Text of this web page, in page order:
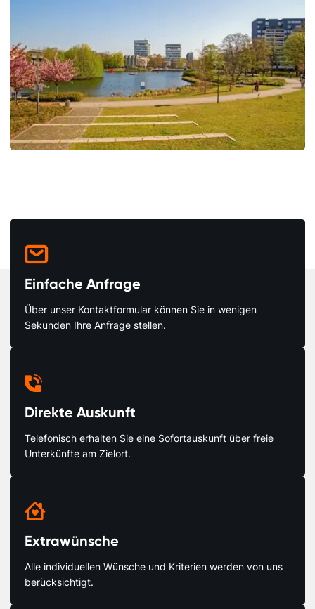

Einfache Anfrage
Über unser Kontaktformular können Sie in wenigen
Sekunden Ihre Anfrage stellen.

Direkte Auskunft
Telefonisch erhalten Sie eine Sofortauskunft über freie
Unterkünfte am Zielort.

Extrawünsche
Alle individuellen Wünsche und Kriterien werden von uns
berücksichtigt.